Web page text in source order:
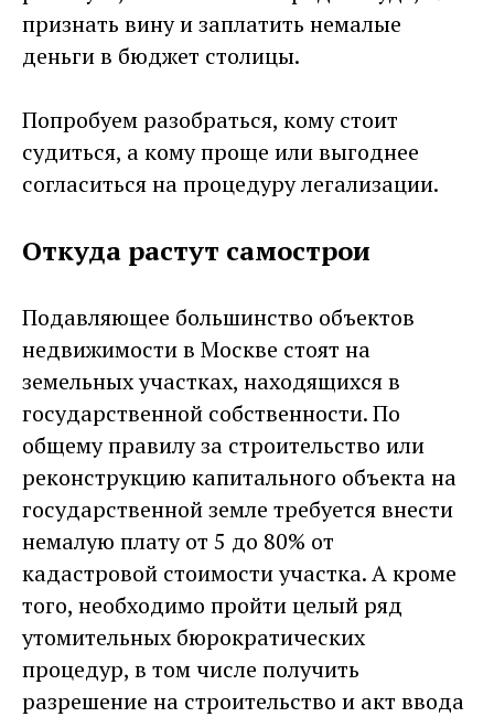
признать вину и заплатить немалые
деньги в бюджет столицы.
Попробуем разобраться, кому стоит
судиться, а кому проще или выгоднее
согласиться на процедуру легализации.
Откуда растут самострои
Подавляющее большинство объектов
недвижимости в Москве стоят на
земельных участках, находящихся в
государственной собственности. По
общему правилу за строительство или
реконструкцию капитального объекта на
государственной земле требуется внести
немалую плату от 5 до 80% от
кадастровой стоимости участка. А кроме
того, необходимо пройти целый ряд
утомительных бюрократических
процедур, в том числе получить
разрешение на строительство и акт ввода